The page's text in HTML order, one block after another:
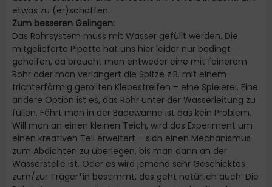
etwas zu (er)schaffen.
Zum besseren Gelingen:
Das Rohrsystem muss mit Wasser gefüllt werden. Die
mitgelieferte Pipette hat uns hier leider nur bedingt
geholfen, da braucht man entweder eine mit feinerem
Rohr oder man verlängert die Spitze z.B. mit einem
trichterförmig gerollten Klebestreifen – eine Spielerei. Eine
andere Option ist es, das Rohr unter der Wasserleitung zu
füllen. Fährt man in der Badewanne ist das kein Problem.
Will man an einen kleinen Teich, wird das Experiment um
einen kreativen Teil erweitert – sich einen Mechanismus
zum Abdichten zu überlegen, bis man dann an der
Wasserstelle ist. Oder es wird jemand sehr Geschicktes
zum/zur Träger*in bestimmt, das geht natürlich auch. Die